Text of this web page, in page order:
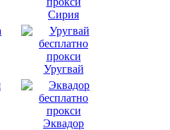
Сирия
Уругвай
Эквадор